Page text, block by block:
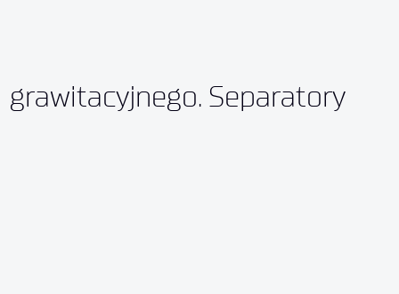
grawitacyjnego. Separatory